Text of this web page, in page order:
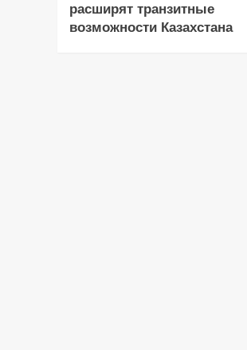
расширят транзитные
возможности Казахстана